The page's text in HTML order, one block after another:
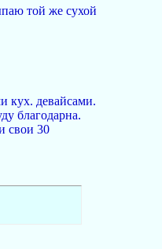
той же сухой
кух. девайсами.
благодарна.
свои 30